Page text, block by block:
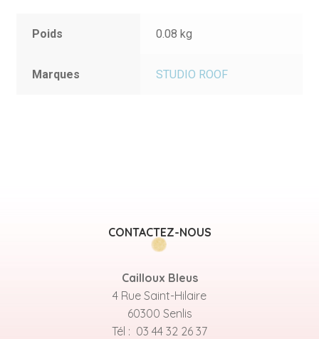
Poids 0.08 kg
Marques STUDIO ROOF
CONTACTEZ-NOUS
Cailloux Bleus
4 Rue Saint-Hilaire
60300 Senlis
Tél : 03 44 32 26 37